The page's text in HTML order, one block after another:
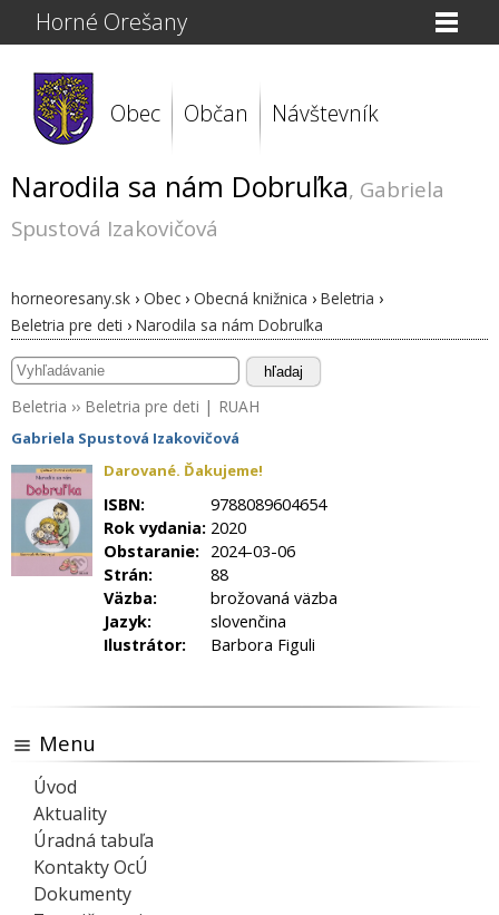
Horné Orešany
Obec Občan Návštevník
Narodila sa nám Dobruľka, Gabriela
Spustová Izakovičová
horneoresany.sk › Obec › Obecná knižnica › Beletria ›
Beletria pre deti › Narodila sa nám Dobruľka
hľadaj
Beletria ›› Beletria pre deti | RUAH
Gabriela Spustová Izakovičová
Darované. Ďakujeme!
ISBN:
9788089604654
Rok vydania: 2020
Obstaranie: 2024-03-06
Strán:
88
Väzba:
brožovaná väzba
Jazyk:
slovenčina
Ilustrátor:
Barbora Figuli
Menu
Úvod
Aktuality
Úradná tabuľa
Kontakty OcÚ
Dokumenty